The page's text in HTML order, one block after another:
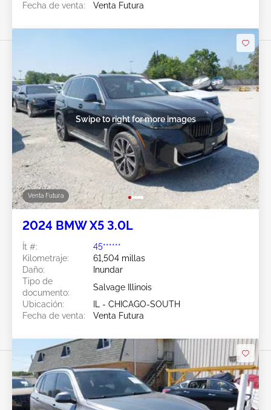
Fecha de venta:
Venta Futura
Venta Futura
Swipe to right for more images
2024 BMW X5 3.0L
Ít #:
45******
Kilometraje:
61,504 millas
Daño:
Inundar
Tipo de
documento:
Salvage Illinois
Ubicación:
IL - CHICAGO-SOUTH
Fecha de venta:
Venta Futura